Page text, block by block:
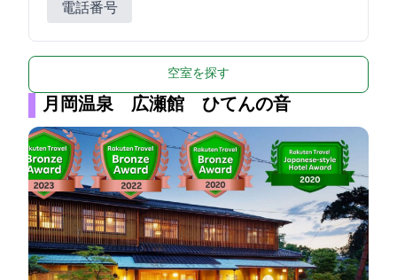
電話番号
空室を探す
月岡温泉 広瀬館 ひてんの音